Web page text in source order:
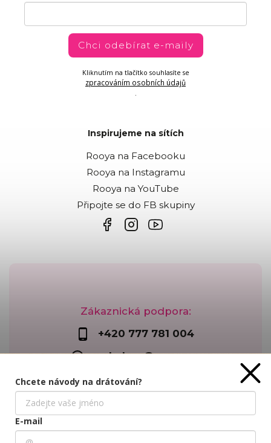
Používáme cookies, abychom Vám umožnili pohodlné
prohlížení webu a díky analýze provozu webu ho neustále
Zákaznická podpora:
+420 777 781 004
webshop@rooya.cz
Chci odebírat e-maily
Kliknutím na tlačítko souhlasíte se
zpracováním osobních údajů
Inspirujeme na sítích
Rooya na Facebooku
Rooya na Instagramu
Rooya na YouTube
Připojte se do FB skupiny
Copyright 2026Korálkárna Rooya. Všechna práva
Chcete návody na drátování?
E-mail